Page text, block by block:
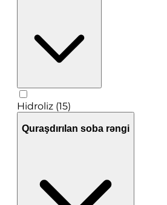
Hidroliz (15)
Quraşdırılan soba rəngi